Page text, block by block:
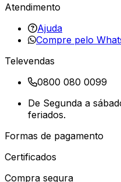
Atendimento
Ajuda
Compre pelo
Televendas
0800 080 0099
De Segunda a
feriados.
Formas de pagamento
Certificados
Compra segura